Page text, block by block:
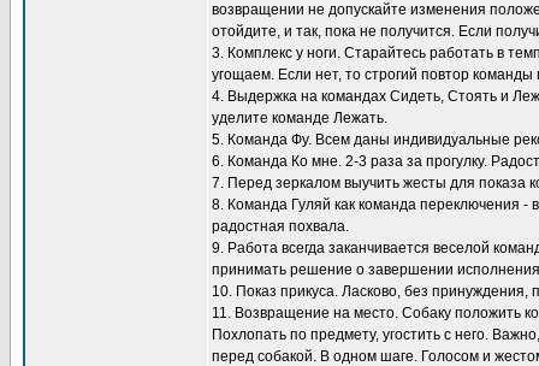
возвращении не допускайте изменения
отойдите, и так, пока не получится. Если
3. Комплекс у ноги. Старайтесь работать в
угощаем. Если нет, то строгий повтор
4. Выдержка на командах Сидеть, Стоять и
уделите команде Лежать.
5. Команда Фу. Всем даны индивидуальные
6. Команда Ко мне. 2-3 раза за прогулку.
7. Перед зеркалом выучить жесты для показа
8. Команда Гуляй как команда переключения -
радостная похвала.
9. Работа всегда заканчивается веселой
принимать решение о завершении
10. Показ прикуса. Ласково, без принуждения,
11. Возвращение на место. Собаку положить
Похлопать по предмету, угостить с него.
перед собакой. В одном шаге. Голосом и